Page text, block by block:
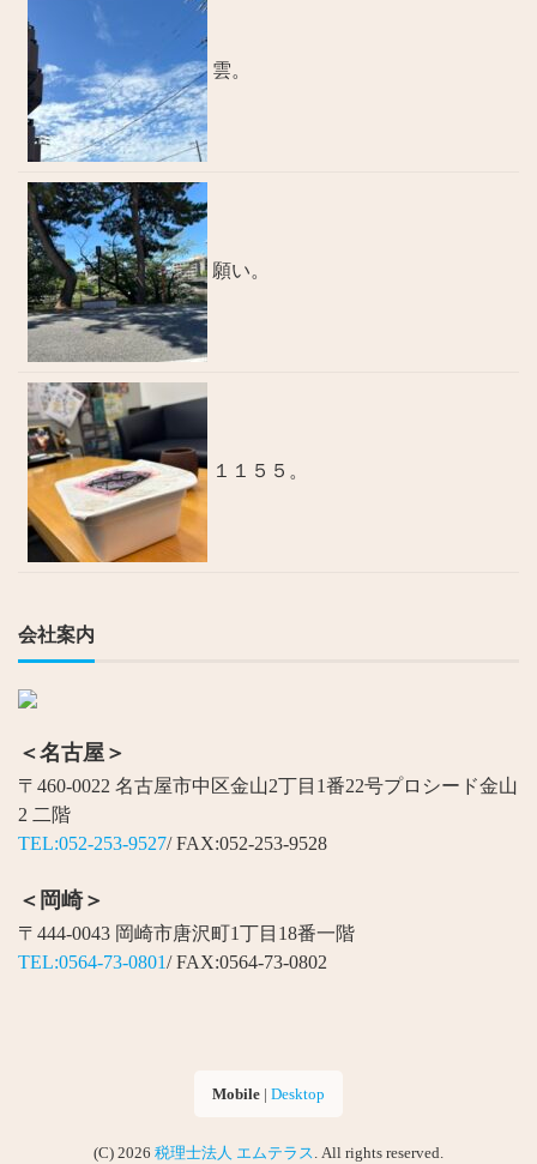
雲。
願い。
１１５５。
会社案内
＜名古屋＞
〒460-0022 名古屋市中区金山2丁目1番22号プロシード金山
2 二階
TEL:052-253-9527/ FAX:052-253-9528
＜岡崎＞
〒444-0043 岡崎市唐沢町1丁目18番一階
TEL:0564-73-0801/ FAX:0564-73-0802
Mobile | Desktop
(C) 2026 税理士法人 エムテラス. All rights reserved.